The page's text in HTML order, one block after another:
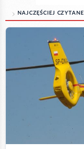
NAJCZĘŚCIEJ CZYTANE